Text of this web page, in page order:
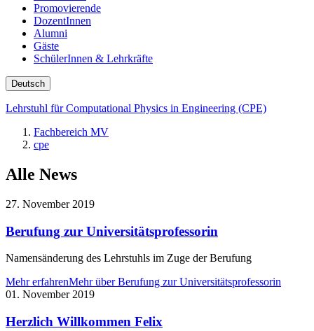
Promovierende
DozentInnen
Alumni
Gäste
SchülerInnen & Lehrkräfte
Deutsch
Lehrstuhl für Computational Physics in Engineering (CPE)
Fachbereich MV
cpe
Alle News
27. November 2019
Berufung zur Universitätsprofessorin
Namensänderung des Lehrstuhls im Zuge der Berufung
Mehr erfahrenMehr über Berufung zur Universitätsprofessorin
01. November 2019
Herzlich Willkommen Felix